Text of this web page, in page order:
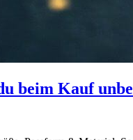
beim Kauf